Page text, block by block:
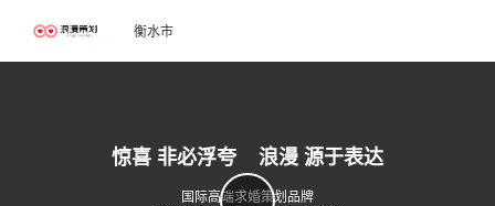
衡水市
惊喜 非必浮夸 浪漫 源于表达
国际高端求婚策划品牌